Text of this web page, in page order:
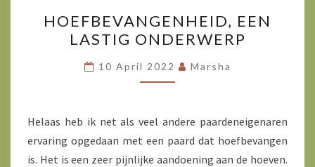
EEN
LASTIG
ONDERWERP
HOEFBEVANGENHEID, EEN
LASTIG ONDERWERP
10 April 2022 Marsha
Helaas heb ik net als veel andere paardeneigenaren
ervaring opgedaan met een paard dat hoefbevangen
is. Het is een zeer pijnlijke aandoening aan de hoeven.